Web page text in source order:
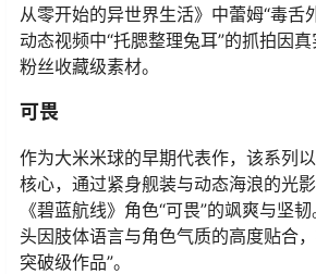
从零开始的异世界生活》中蕾姆“毒舌
动态视频中“托腮整理兔耳”的抓拍因
粉丝收藏级素材。
可畏
作为大米米球的早期代表作，该系列
核心，通过紧身舰装与动态海浪的光
《碧蓝航线》角色“可畏”的飒爽与坚
头因肢体语言与角色气质的高度贴合
突破级作品”。